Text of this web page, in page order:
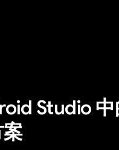
Studio